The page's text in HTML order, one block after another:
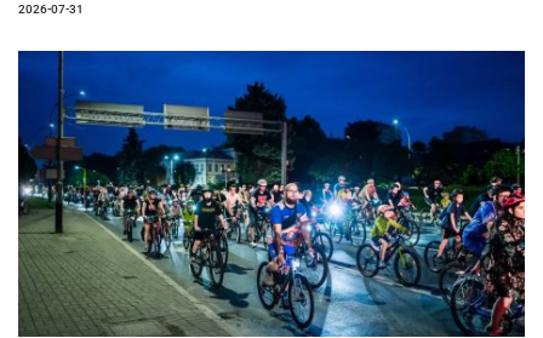
2026-07-31